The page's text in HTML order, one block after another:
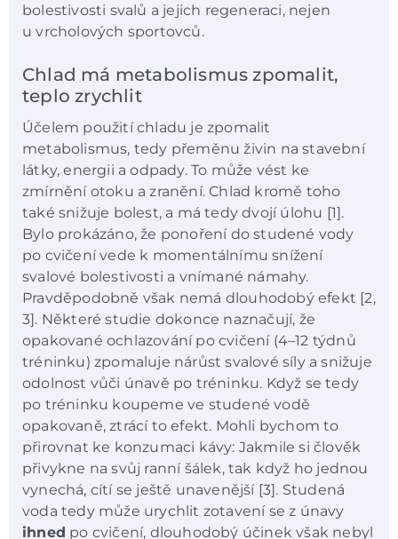
bolestivosti svalů a jejich regeneraci, nejen
u vrcholových sportovců.
Chlad má metabolismus zpomalit,
teplo zrychlit
Účelem použití chladu je zpomalit
metabolismus, tedy přeměnu živin na stavební
látky, energii a odpady. To může vést ke
zmírnění otoku a zranění. Chlad kromě toho
také snižuje bolest, a má tedy dvojí úlohu [1].
Bylo prokázáno, že ponoření do studené vody
po cvičení vede k momentálnímu snížení
svalové bolestivosti a vnímané námahy.
Pravděpodobně však nemá dlouhodobý efekt [2,
3]. Některé studie dokonce naznačují, že
opakované ochlazování po cvičení (4–12 týdnů
tréninku) zpomaluje nárůst svalové síly a snižuje
odolnost vůči únavě po tréninku. Když se tedy
po tréninku koupeme ve studené vodě
opakovaně, ztrácí to efekt. Mohli bychom to
přirovnat ke konzumaci kávy: Jakmile si člověk
přivykne na svůj ranní šálek, tak když ho jednou
vynechá, cítí se ještě unavenější [3]. Studená
voda tedy může urychlit zotavení se z únavy
ihned po cvičení, dlouhodobý účinek však nebyl